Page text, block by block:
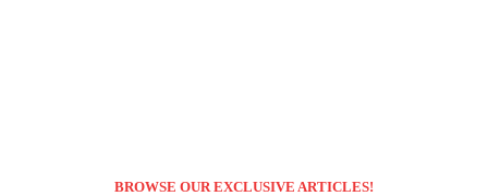
BROWSE OUR EXCLUSIVE ARTICLES!